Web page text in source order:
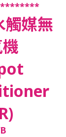
觸媒無